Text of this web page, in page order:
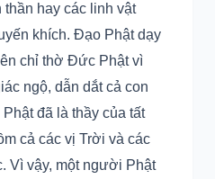
thần hay các linh vật
khích. Đạo Phật dạy
chỉ thờ Đức Phật vì
ngộ, dẫn dắt cả con
đã là thầy của tất
cả các vị Trời và các
Vì vậy, một người Phật